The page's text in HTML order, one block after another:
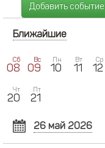
Добавить событие
Ближайшие
Сб
08
Вс
09
Пн
10
Вт
11
Ср
12
Чт
20
Пт
21
26 май 2026